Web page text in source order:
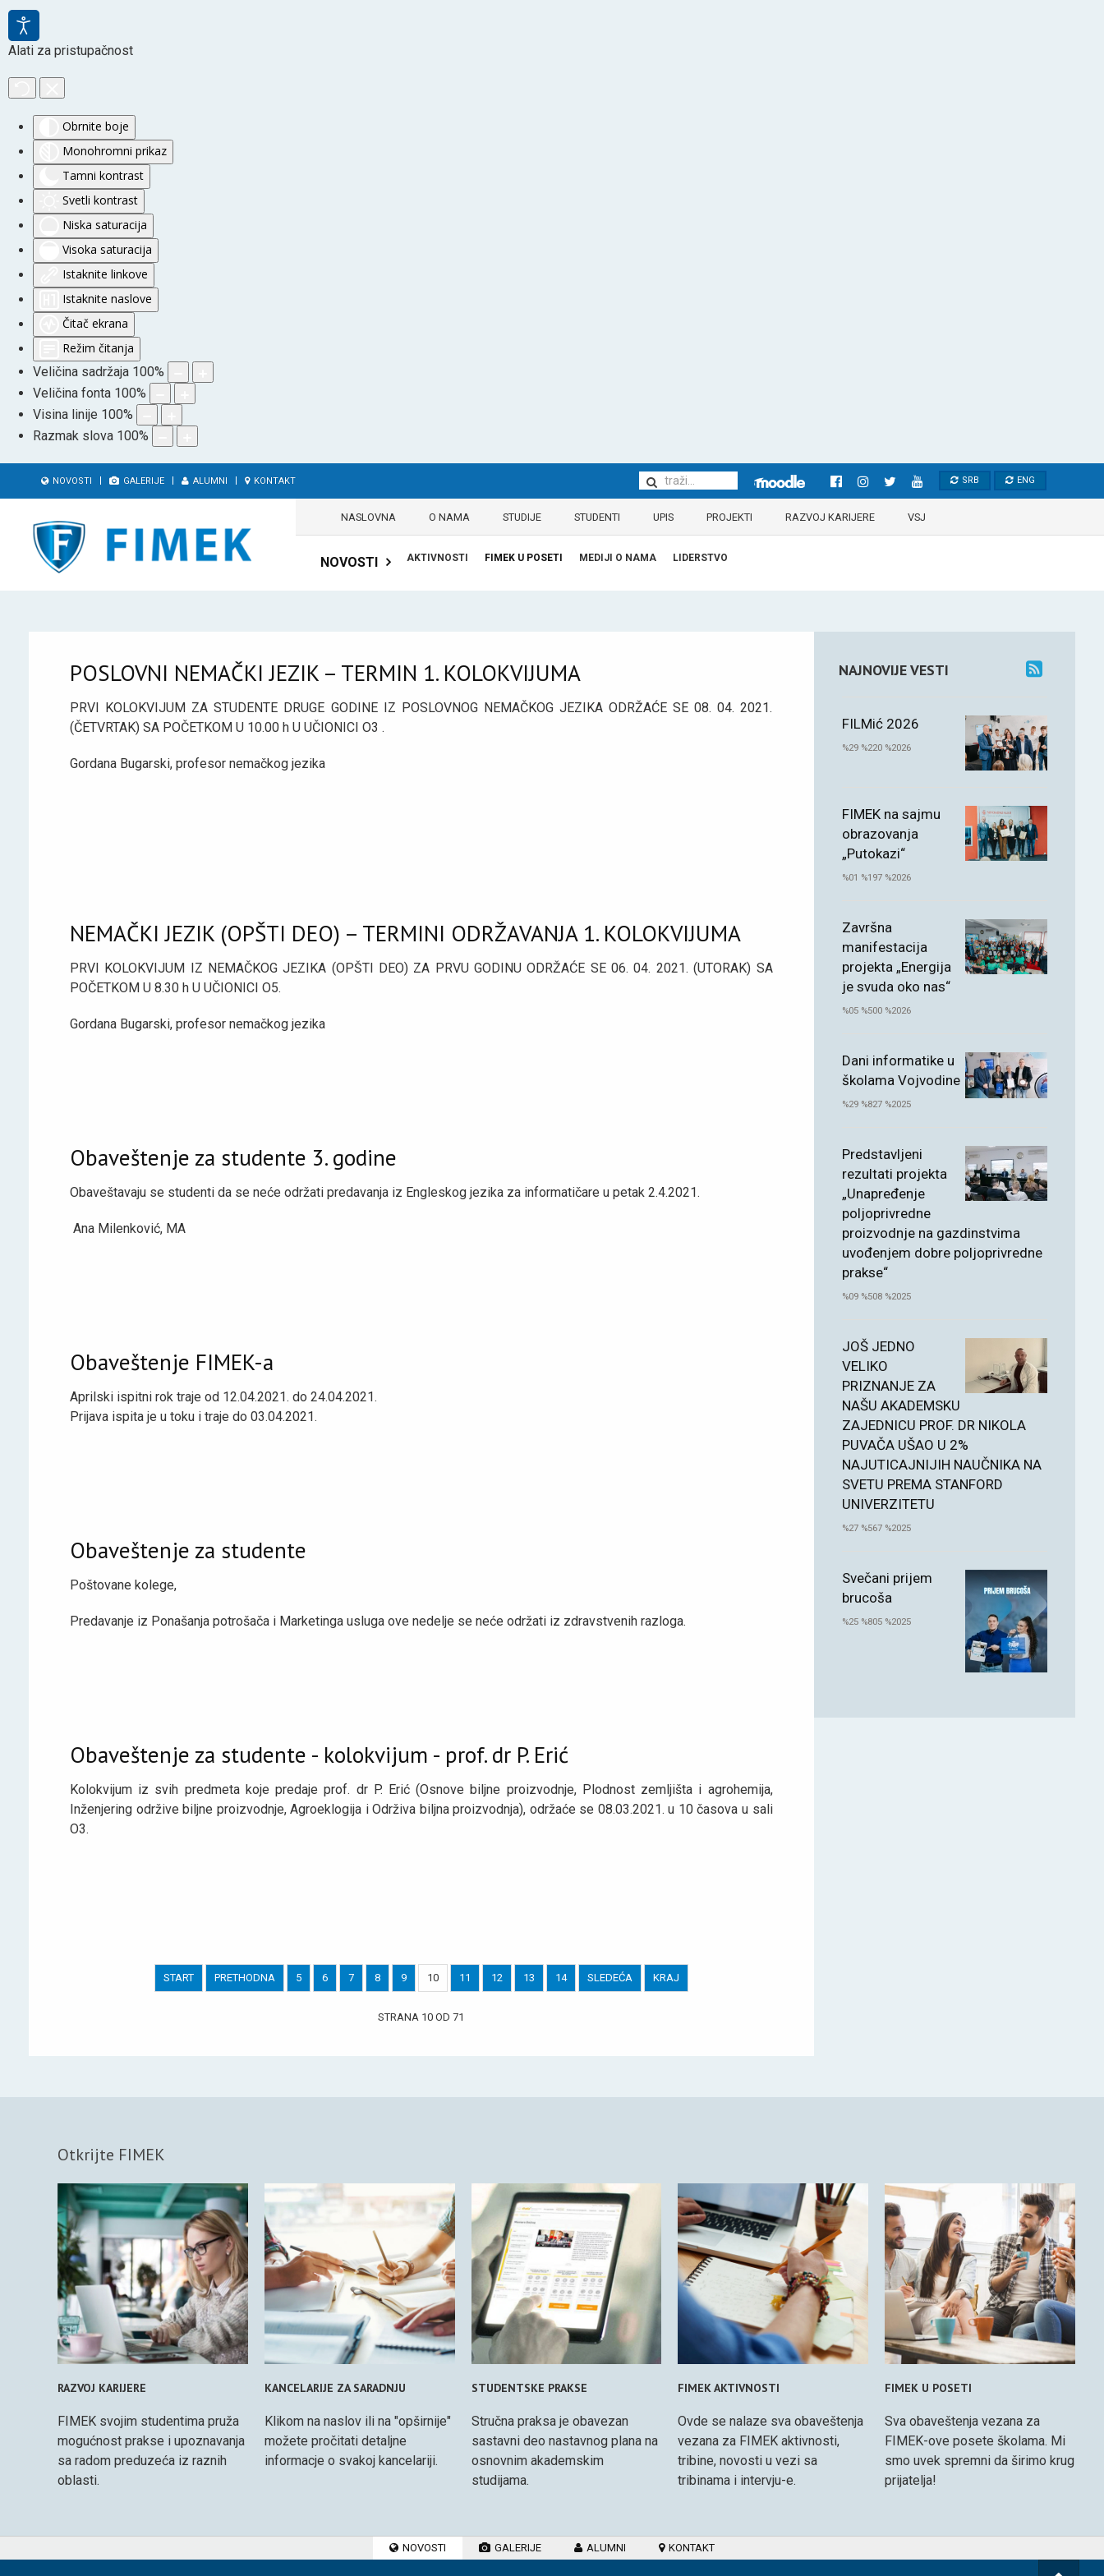
Alati za pristupačnost
Obrnite boje
Monohromni prikaz
Tamni kontrast
Svetli kontrast
Niska saturacija
Visoka saturacija
Istaknite linkove
Istaknite naslove
Čitač ekrana
Režim čitanja
Veličina sadržaja 100%
Veličina fonta 100%
Visina linije 100%
Razmak slova 100%
NOVOSTI GALERIJE ALUMNI KONTAKT SRB ENG
NASLOVNA O NAMA STUDIJE STUDENTI UPIS PROJEKTI RAZVOJ KARIJERE VSJ
NOVOSTI AKTIVNOSTI FIMEK U POSETI MEDIJI O NAMA LIDERSTVO
POSLOVNI NEMAČKI JEZIK – TERMIN 1. KOLOKVIJUMA
PRVI KOLOKVIJUM ZA STUDENTE DRUGE GODINE IZ POSLOVNOG NEMAČKOG JEZIKA ODRŽAĆE SE 08. 04. 2021.
(ČETVRTAK) SA POČETKOM U 10.00 h U UČIONICI O3 .
Gordana Bugarski, profesor nemačkog jezika
NEMAČKI JEZIK (OPŠTI DEO) – TERMINI ODRŽAVANJA 1. KOLOKVIJUMA
PRVI KOLOKVIJUM IZ NEMAČKOG JEZIKA (OPŠTI DEO) ZA PRVU GODINU ODRŽAĆE SE 06. 04. 2021. (UTORAK) SA
POČETKOM U 8.30 h U UČIONICI O5.
Gordana Bugarski, profesor nemačkog jezika
Obaveštenje za studente 3. godine
Obaveštavaju se studenti da se neće održati predavanja iz Engleskog jezika za informatičare u petak 2.4.2021.
Ana Milenković, MA
Obaveštenje FIMEK-a
Aprilski ispitni rok traje od 12.04.2021. do 24.04.2021.
Prijava ispita je u toku i traje do 03.04.2021.
Obaveštenje za studente
Poštovane kolege,
Predavanje iz Ponašanja potrošača i Marketinga usluga ove nedelje se neće održati iz zdravstvenih razloga.
Obaveštenje za studente - kolokvijum - prof. dr P. Erić
Kolokvijum iz svih predmeta koje predaje prof. dr P. Erić (Osnove biljne proizvodnje, Plodnost zemljišta i agrohemija,
Inženjering održive biljne proizvodnje, Agroeklogija i Održiva biljna proizvodnja), održaće se 08.03.2021. u 10 časova u sali
O3.
START PRETHODNA 5 6 7 8 9 10 11 12 13 14 SLEDEĆA KRAJ
STRANA 10 OD 71
NAJNOVIJE VESTI
FILMić 2026
%29 %220 %2026
FIMEK na sajmu
obrazovanja
„Putokazi“
%01 %197 %2026
Završna
manifestacija
projekta „Energija
je svuda oko nas“
%05 %500 %2026
Dani informatike u
školama Vojvodine
%29 %827 %2025
Predstavljeni
rezultati projekta
„Unapređenje
poljoprivredne
proizvodnje na gazdinstvima
uvođenjem dobre poljoprivredne
prakse“
%09 %508 %2025
JOŠ JEDNO
VELIKO
PRIZNANJE ZA
NAŠU AKADEMSKU
ZAJEDNICU PROF. DR NIKOLA
PUVAČA UŠAO U 2%
NAJUTICAJNIJIH NAUČNIKA NA
SVETU PREMA STANFORD
UNIVERZITETU
%27 %567 %2025
Svečani prijem
brucoša
%25 %805 %2025
Otkrijte FIMEK
RAZVOJ KARIJERE
FIMEK svojim studentima pruža
mogućnost prakse i upoznavanja
sa radom preduzeća iz raznih
oblasti.
KANCELARIJE ZA SARADNJU
Klikom na naslov ili na "opširnije"
možete pročitati detaljne
informacje o svakoj kancelariji.
STUDENTSKE PRAKSE
Stručna praksa je obavezan
sastavni deo nastavnog plana na
osnovnim akademskim
studijama.
FIMEK AKTIVNOSTI
Ovde se nalaze sva obaveštenja
vezana za FIMEK aktivnosti,
tribine, novosti u vezi sa
tribinama i intervju-e.
FIMEK U POSETI
Sva obaveštenja vezana za
FIMEK-ove posete školama. Mi
smo uvek spremni da širimo krug
prijatelja!
NOVOSTI GALERIJE ALUMNI KONTAKT